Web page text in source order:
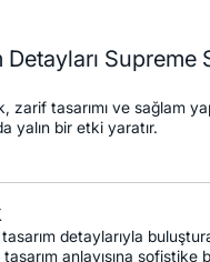
Detayları Supreme
zarif tasarımı ve sağlam
yalın bir etki yaratır.
tasarım detaylarıyla
anlayışına sofistike